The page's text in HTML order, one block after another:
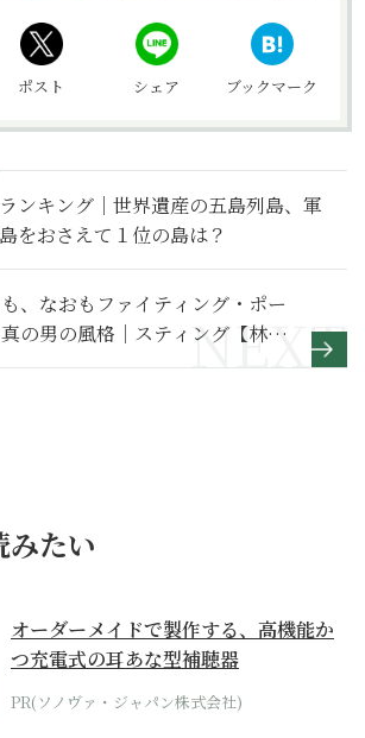
ポスト シェア ブックマーク
ンキング｜世界遺産の五島列島、軍
をおさえて１位の島は？
、なおもファイティング・ポー
の男の風格｜スティング【林田
みたい
オーダーメイドで製作する、高機能か
つ充電式の耳あな型補聴器
PR(ソノヴァ・ジャパン株式会社)